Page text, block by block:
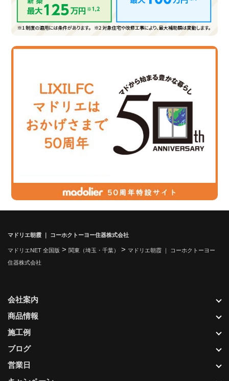
マドリエ朝霞 ｜ コーホクトーヨー住器株式会社
マドリエNET 全国版 > 関東（埼玉・千葉） > マドリエ朝霞 ｜ コーホクトーヨー
住器株式会社
会社案内
商品情報
施工例
ブログ
営業日